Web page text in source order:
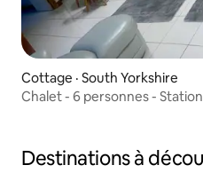
Cottage · South Yorkshire
Chalet - 6 personnes -
Destinations à